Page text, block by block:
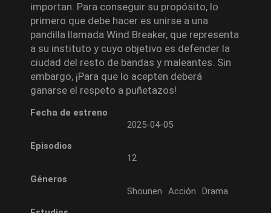
importan. Para conseguir su propósito, lo
primero que debe hacer es unirse a una
pandilla llamada Wind Breaker, que representa
a su instituto y cuyo objetivo es defender la
ciudad del resto de bandas y maleantes. Sin
embargo, ¡Para que lo acepten deberá
ganarse el respeto a puñetazos!
Fecha de estreno
2025-04-05
Episodios
12
Géneros
Shounen
Acción
Drama